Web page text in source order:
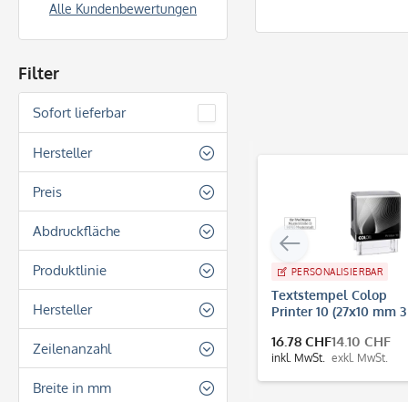
Alle Kundenbewertungen
Filter
Sofort lieferbar
Hersteller
Colop
Preis
von12.70 CHFbis46.10 CHF
Abdruckfläche
Oval
Quadratisch
Rund
Produktlinie
Colop Printer Line
Hersteller
Colop
Zeilenanzahl
2 Zeilen
Breite in mm
PERSONALISIERBAR
Textstempel Colop
Printer 10 (27x10 mm 3
16.78 CHF
inkl. MwSt.
14.10 CHF
exkl. MwSt.